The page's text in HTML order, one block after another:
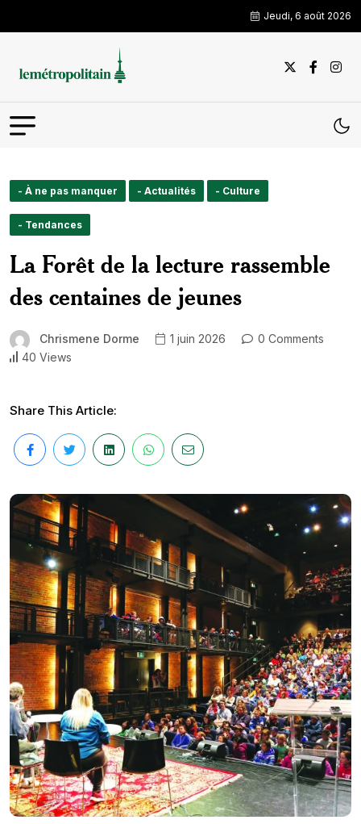
Jeudi, 6 août 2026
- À ne pas manquer - Actualités - Culture
- Tendances
La Forêt de la lecture rassemble
des centaines de jeunes
Chrismene Dorme 1 juin 2026
0 Comments
40 Views
Share This Article: